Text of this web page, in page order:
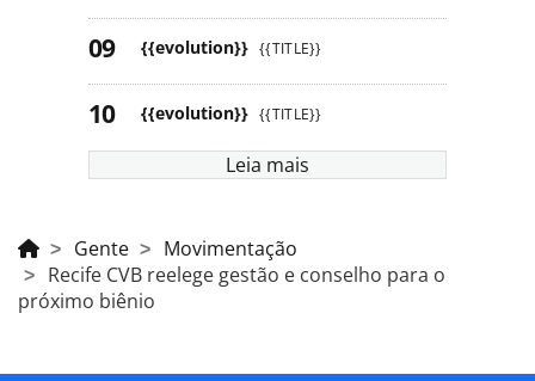
{{evolution}} {{TITLE}}
{{evolution}} {{TITLE}}
Leia mais
Gente
Movimentação
Recife CVB reelege gestão e conselho para o
próximo biênio